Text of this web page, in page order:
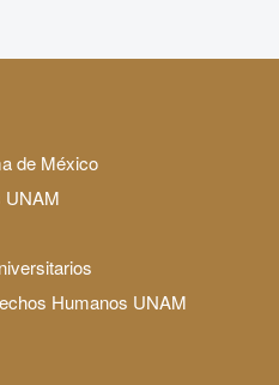
de México
UNAM
Humanos UNAM